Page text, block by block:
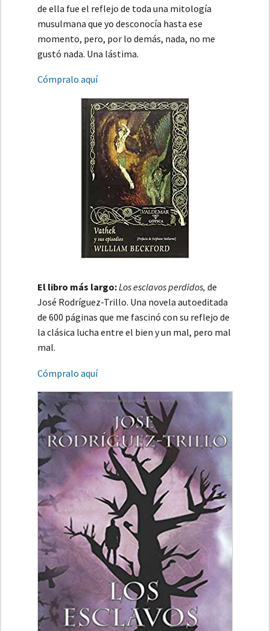
de ella fue el reflejo de toda una mitología
musulmana que yo desconocía hasta ese
momento, pero, por lo demás, nada, no me
gustó nada. Una lástima.
Cómpralo aquí
El libro más largo:Los esclavos perdidos, de
José Rodríguez-Trillo. Una novela autoeditada
de 600 páginas que me fascinó con su reflejo de
la clásica lucha entre el bien y un mal, pero mal
mal.
Cómpralo aquí